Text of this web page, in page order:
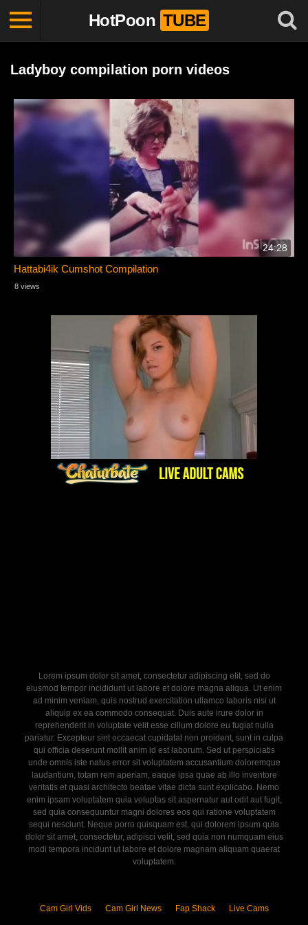
HotPoon TUBE
Ladyboy compilation porn videos
24:28
Hattabi4ik Cumshot Compilation
8 views
Lorem ipsum dolor sit amet, consectetur adipiscing elit, sed do
eiusmod tempor incididunt ut labore et dolore magna aliqua. Ut enim
ad minim veniam, quis nostrud exercitation ullamco laboris nisi ut
aliquip ex ea commodo consequat. Duis aute irure dolor in
reprehenderit in voluptate velit esse cillum dolore eu fugiat nulla
pariatur. Excepteur sint occaecat cupidatat non proident, sunt in culpa
qui officia deserunt mollit anim id est laborum. Sed ut perspiciatis
unde omnis iste natus error sit voluptatem accusantium doloremque
laudantium, totam rem aperiam, eaque ipsa quae ab illo inventore
veritatis et quasi architecto beatae vitae dicta sunt explicabo. Nemo
enim ipsam voluptatem quia voluptas sit aspernatur aut odit aut fugit,
sed quia consequuntur magni dolores eos qui ratione voluptatem
sequi nesciunt. Neque porro quisquam est, qui dolorem ipsum quia
dolor sit amet, consectetur, adipisci velit, sed quia non numquam eius
modi tempora incidunt ut labore et dolore magnam aliquam quaerat
voluptatem.
Cam Girl Vids Cam Girl News Fap Shack Live Cams